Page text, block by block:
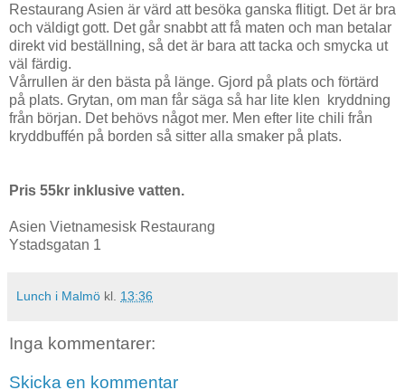
Restaurang Asien är värd att besöka ganska flitigt. Det är bra
och väldigt gott. Det går snabbt att få maten och man betalar
direkt vid beställning, så det är bara att tacka och smycka ut
väl färdig.
Vårrullen är den bästa på länge. Gjord på plats och förtärd
på plats. Grytan, om man får säga så har lite klen kryddning
från början. Det behövs något mer. Men efter lite chili från
kryddbuffén på borden så sitter alla smaker på plats.
Pris 55kr inklusive vatten.
Asien Vietnamesisk Restaurang
Ystadsgatan 1
Lunch i Malmö kl. 13:36
Inga kommentarer:
Skicka en kommentar